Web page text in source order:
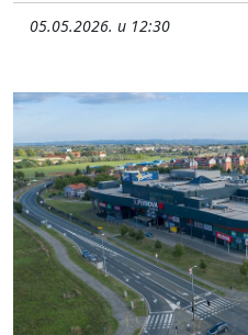
05.05.2026. u 12:30